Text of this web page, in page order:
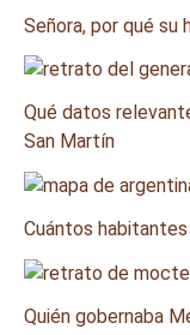
Señora, por qué su
Qué datos
San Martín
Cuántos
Quién gobernaba